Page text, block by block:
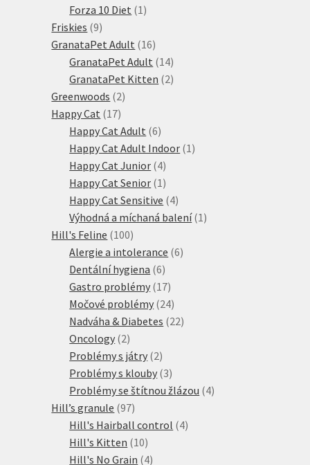
produktů
Forza 10 Diet 1 1
Friskies 99
produktů
GranataPet Adult 1616
produktů
GranataPet Adult 1414
produktů
GranataPet Kitten 22
Greenwoods 22
Happy Cat 1717
produktů
Happy Cat Adult 66
produktů
Happy Cat Adult Indoor 1 1
Happy Cat Junior 44
produkty
Happy Cat Senior 1 1
produkt
Happy Cat Sensitive 44
produkty
Výhodná a míchaná balení 1 1
Hill's Feline 100100
produktů
Alergie a intolerance 66
Dentální hygiena 66
produktů
Gastro problémy 1717
produktů
Močové problémy 2424
produktů
Nadváha & Diabetes 2222
Oncology 22
produkty
Problémy s játry 22
produkty
Problémy s klouby 33
produkty
Problémy se štítnou žlázou 44
Hill’s granule 9797
produktů
Hill's Hairball control 44
Hill's Kitten 1010
produktů
Hill's No Grain 44